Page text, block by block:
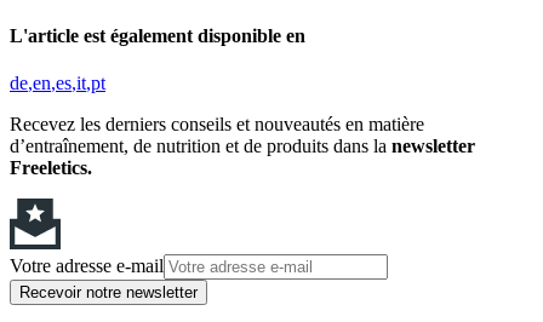
L'article est également disponible en
de en es it pt
Recevez les derniers conseils et nouveautés en matière
d’entraînement, de nutrition et de produits dans la newsletter
Freeletics.
Votre adresse e-mail
Recevoir notre newsletter